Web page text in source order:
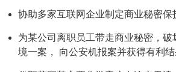
协助多家互联网企业制定商业秘密保
为某公司离职员工带走商业秘密，
境一案， 向公安机报案并获得有利结